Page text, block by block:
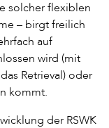
solcher flexiblen
– birgt freilich
auf
wird (mit
Retrieval) oder
kommt.
der RSWK